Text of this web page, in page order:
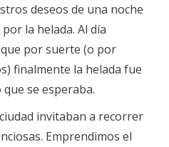
deseos de una noche
la helada. Al día
por suerte (o por
finalmente la helada fue
se esperaba.
invitaban a recorrer
Emprendimos el